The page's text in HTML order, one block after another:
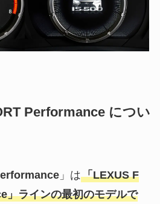
Performance につい
」は「LEXUS F
」ラインの最初のモデルで